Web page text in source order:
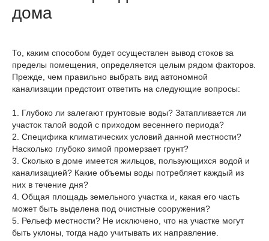
дома
То, каким способом будет осуществлен вывод стоков за
пределы помещения, определяется целым рядом факторов.
Прежде, чем правильно выбрать вид автономной
канализации предстоит ответить на следующие вопросы:
1. Глубоко ли залегают грунтовые воды? Затапливается ли
участок талой водой с приходом весеннего периода?
2. Специфика климатических условий данной местности?
Насколько глубоко зимой промерзает грунт?
3. Сколько в доме имеется жильцов, пользующихся водой и
канализацией? Какие объемы воды потребляет каждый из
них в течение дня?
4. Общая площадь земельного участка и, какая его часть
может быть выделена под очистные сооружения?
5. Рельеф местности? Не исключено, что на участке могут
быть уклоны, тогда надо учитывать их направление.